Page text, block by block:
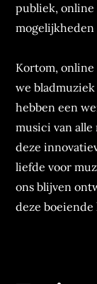
publiek,
Kortom,
we
hebben een
musici van
deze
liefde voor
ons blijven
deze